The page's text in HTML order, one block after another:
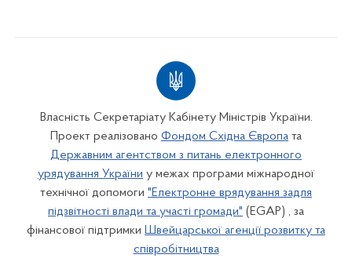
Власність Секретаріату Кабінету Міністрів України.
Проект реалізовано Фондом Східна Європа та
Державним агентством з питань електронного
урядування України у межах програми міжнародної
технічної допомоги "Електронне врядування задля
підзвітності влади та участі громади" (EGAP) , за
фінансової підтримки Швейцарської агенції розвитку та
співробітництва